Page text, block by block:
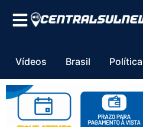
Vídeos Brasil Política